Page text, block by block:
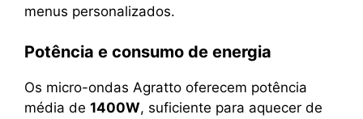
menus personalizados.
Potência e consumo de energia
Os micro-ondas Agratto oferecem potência
média de 1400W, suficiente para aquecer de